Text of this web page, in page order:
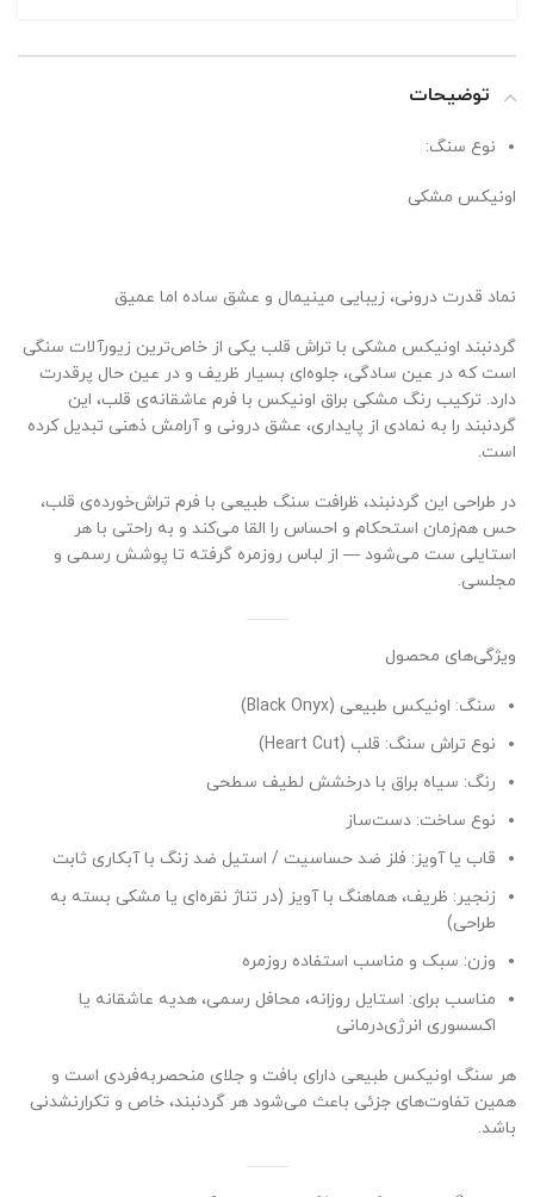
توضیحات
نوع سنگ:
اونیکس مشکی
نماد قدرت درونی، زیبایی مینیمال و عشق ساده اما عمیق
گردنبند اونیکس مشکی با تراش قلب یکی از خاص‌ترین زیورآلات سنگی
است که در عین سادگی، جلوه‌ای بسیار ظریف و در عین حال پرقدرت
دارد. ترکیب رنگ مشکی براق اونیکس با فرم عاشقانه‌ی قلب، این
گردنبند را به نمادی از پایداری، عشق درونی و آرامش ذهنی تبدیل کرده
است.
در طراحی این گردنبند، ظرافت سنگ طبیعی با فرم تراش‌خورده‌ی قلب،
حس هم‌زمان استحکام و احساس را القا می‌کند و به راحتی با هر
استایلی ست می‌شود — از لباس روزمره گرفته تا پوشش رسمی و
مجلسی.
ویژگی‌های محصول
سنگ: اونیکس طبیعی (Black Onyx)
نوع تراش سنگ: قلب (Heart Cut)
رنگ: سیاه براق با درخشش لطیف سطحی
نوع ساخت: دست‌ساز
قاب یا آویز: فلز ضد حساسیت / استیل ضد زنگ با آبکاری ثابت
زنجیر: ظریف، هماهنگ با آویز (در تناژ نقره‌ای یا مشکی بسته به
طراحی)
وزن: سبک و مناسب استفاده‌ روزمره
مناسب برای: استایل روزانه، محافل رسمی، هدیه عاشقانه یا
اکسسوری انرژی‌درمانی
هر سنگ اونیکس طبیعی دارای بافت و جلای منحصربه‌فردی است و
همین تفاوت‌های جزئی باعث می‌شود هر گردنبند، خاص و تکرارنشدنی
باشد.